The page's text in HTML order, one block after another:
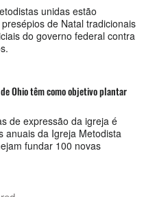
unidas estão
de Natal tradicionais
do governo federal contra
Ohio têm como objetivo plantar
de expressão da igreja é
anuais da Igreja Metodista
fundar 100 novas